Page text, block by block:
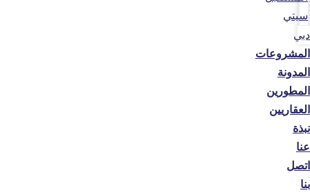
سيتي
دبي
المشروعات
المدونة
المطورين
العقاريين
نبذة
عنا
اتصل
بنا